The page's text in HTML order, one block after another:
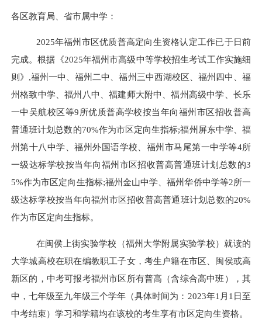
各区教育局、 省市属中学：
2025年福州市区优质普高定向生资格认定工作已于日前
完成。根据《2025年福州市高级中等学校招生考试工作实施细
则》,福州一中、福州二中、福州三中西湖校区、福州四中、福
州格致中学、福州八中、福建师大附中、福州高级中学、长乐
一中吴航校区等9所优质普高学校按当年向福州市区招收普高
普通班计划总数的70%作为市区定向生指标;福州屏东中学、福
州第十八中学、福州外国语学校、福州市马尾第一中学等4所
一级达标学校按当年向福州市区招收普高普通班计划总数的3
5%作为市区定向生指标;福州金山中学、福州华侨中学等2所一
级达标学校按当年向福州市区招收普高普通班计划总数的20%
作为市区定向生指标。
在闽侯上街实验学校（福州大学附属实验学校）就读的
大学城高校在职在编教职工子女，考生户籍在市区、闽侯或高
新区的，中考可报考福州市区所有普高（含综合高中班），其
中，七年级至九年级三个学年（具体时间为： 2023年1月1日至
中考结束）学习和学籍均在该校的考生享有市区定向生资格。